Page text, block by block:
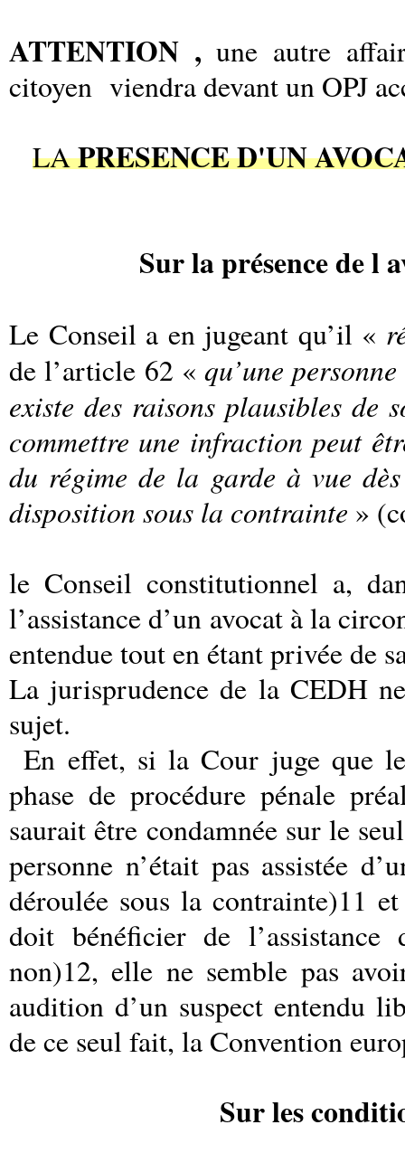
ATTENTION , une autre
citoyen viendra devant un OPJ
LAPRESENCE D'UN
Sur la présence de l
Le Conseil a en jugeant qu’il «
de l’article 62 « qu’une
existe des raisons plausibles de
commettre une infraction peut
du régime de la garde à vue
disposition sous la contrainte »
le Conseil constitutionnel a,
l’assistance d’un avocat à la
entendue tout en étant privée de
La jurisprudence de la CEDH
sujet.
En effet, si la Cour juge que
phase de procédure pénale
saurait être condamnée sur le
personne n’était pas assistée
déroulée sous la contrainte)11
doit bénéficier de l’assistance
non)12, elle ne semble pas
audition d’un suspect entendu
de ce seul fait, la Convention
Sur les